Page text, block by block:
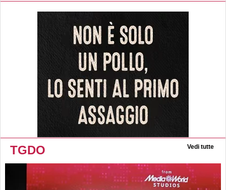
TGDO Vedi tutte